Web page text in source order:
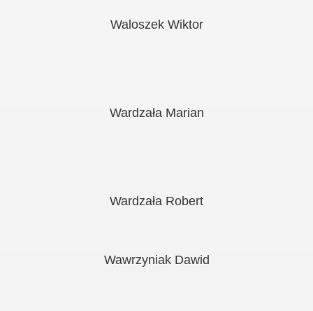
Waloszek Wiktor
Wardzała Marian
Wardzała Robert
Wawrzyniak Dawid